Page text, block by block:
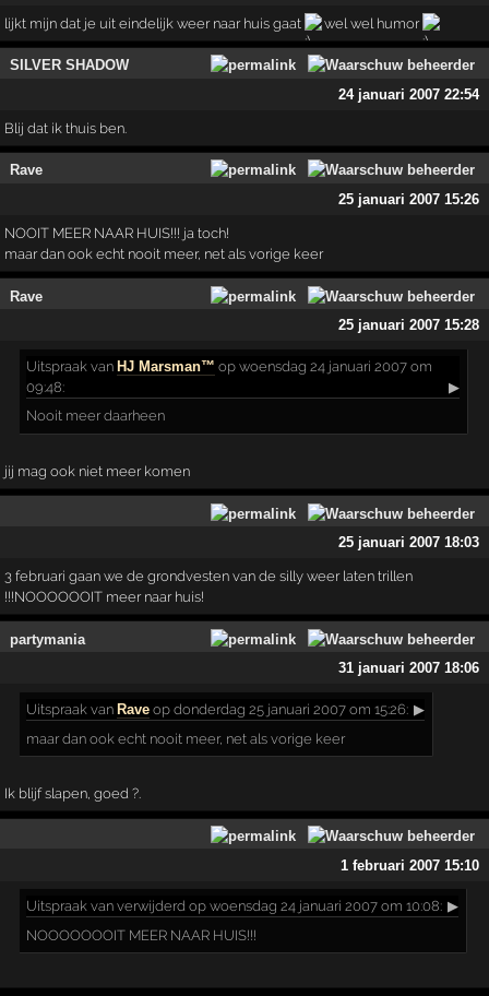
lijkt mijn dat je uit eindelijk weer naar huis gaat wel wel humor
SILVER SHADOW
24 januari 2007 22:54
Blij dat ik thuis ben.
Rave
25 januari 2007 15:26
NOOIT MEER NAAR HUIS!!! ja toch!
maar dan ook echt nooit meer, net als vorige keer
Rave
25 januari 2007 15:28
Uitspraak van HJ Marsman™ op woensdag 24 januari 2007 om
09:48:
▶
Nooit meer daarheen
jij mag ook niet meer komen
25 januari 2007 18:03
3 februari gaan we de grondvesten van de silly weer laten trillen
!!!NOOOOOOIT meer naar huis!
partymania
31 januari 2007 18:06
Uitspraak van Rave op donderdag 25 januari 2007 om 15:26: ▶
maar dan ook echt nooit meer, net als vorige keer
Ik blijf slapen, goed ?.
1 februari 2007 15:10
Uitspraak van verwijderd op woensdag 24 januari 2007 om 10:08: ▶
NOOOOOOOIT MEER NAAR HUIS!!!